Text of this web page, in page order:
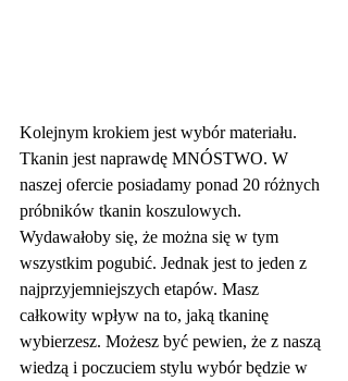
Kolejnym krokiem jest wybór materiału.
Tkanin jest naprawdę MNÓSTWO. W
naszej ofercie posiadamy ponad 20 różnych
próbników tkanin koszulowych.
Wydawałoby się, że można się w tym
wszystkim pogubić. Jednak jest to jeden z
najprzyjemniejszych etapów. Masz
całkowity wpływ na to, jaką tkaninę
wybierzesz. Możesz być pewien, że z naszą
wiedzą i poczuciem stylu wybór będzie w